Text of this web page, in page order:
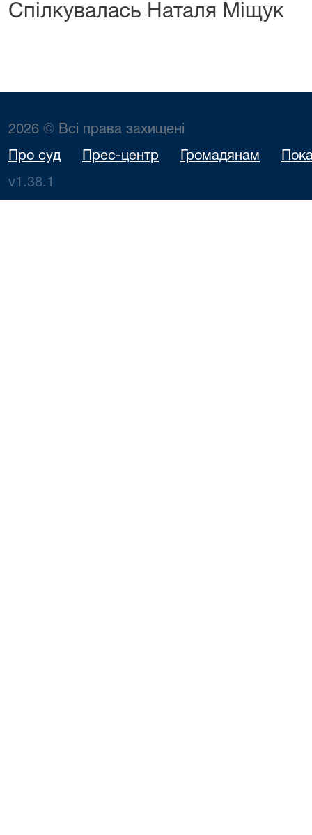
Спілкувалась Наталя Міщук
2026 © Всі права захищені
Про суд Прес-центр Громадянам
v1.38.1